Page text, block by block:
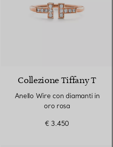
Collezione Tiffany T
Anello Wire con diamanti in
oro rosa
€ 3.450